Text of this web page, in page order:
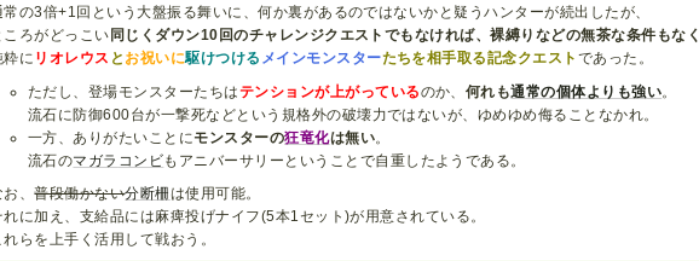
常の3倍+1回という大盤振る舞いに、何か裏があるのではないかと疑うハンターが続出したが、
ころがどっこい 同じくダウン10回のチャレンジクエストでもなければ、裸縛りなどの無茶な条件もなく
粋に リオレウス と お祝いに駆けつける メインモンスターたちを相手取る記念クエスト であった。
ただし、登場モンスターたちはテンションが上がっているのか、 何れも通常の個体よりも強い。
流石に防御600台が一撃死などという規格外の破壊力ではないが、ゆめゆめ侮ることなかれ。
一方、ありがたいことにモンスターの狂竜化は無い。
流石のマガラ コンビもアニバーサリーということで自重したようである。
お、普段働かない分断柵は使用可能。
れに加え、支給品には麻痺投げナイフ(5本1セット)が用意されている。
れらを上手く活用して戦おう。